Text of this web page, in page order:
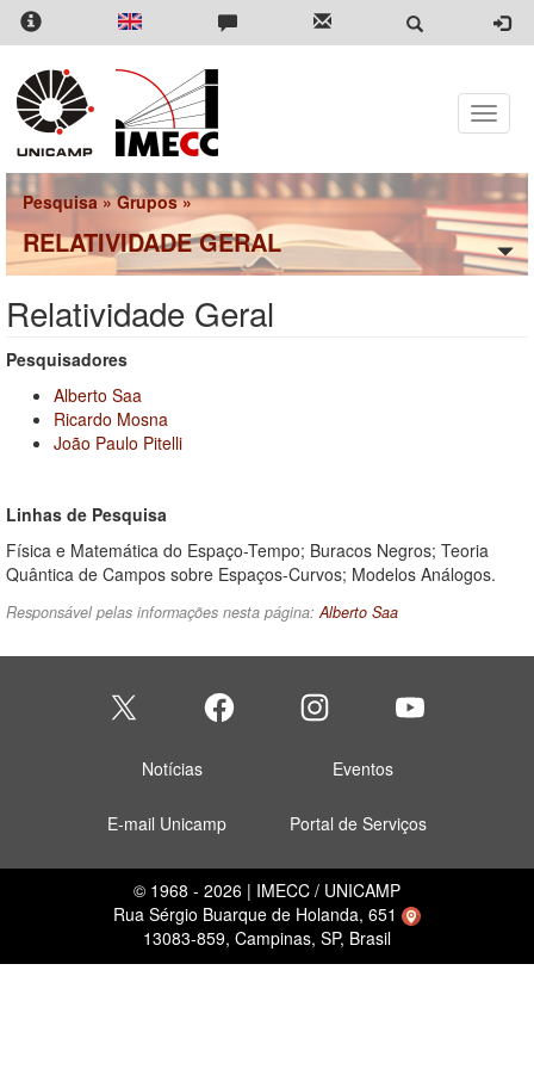
Pular
para
conteúdo
principal
Toggle
Pesquisa»Grupos»
RELATIVIDADE GERAL
Relatividade Geral
Pesquisadores
Alberto Saa
Ricardo Mosna
João Paulo Pitelli
Linhas de Pesquisa
Física e Matemática do Espaço-Tempo; Buracos Negros; Teoria
Quântica de Campos sobre Espaços-Curvos; Modelos Análogos.
Responsável pelas informações nesta página:Alberto Saa
Notícias Eventos
E-mail Unicamp Portal de Serviços
© 1968 - 2026 | IMECC / UNICAMP
Rua Sérgio Buarque de Holanda, 651
13083-859, Campinas, SP, Brasil